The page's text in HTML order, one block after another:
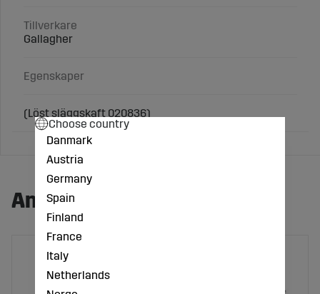
Tillverkare
Gallagher
Egenskaper
(Löst släggskaft 020836)
Andra köpte även:
Choose country
Danmark
Austria
Germany
Spain
Finland
France
Italy
Netherlands